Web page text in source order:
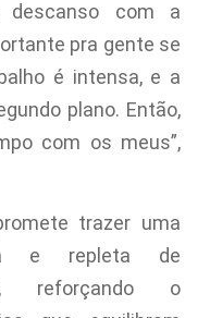
descanso com a
pra gente se
é intensa, e a
plano. Então,
com os meus”,
trazer uma
e repleta de
reforçando o